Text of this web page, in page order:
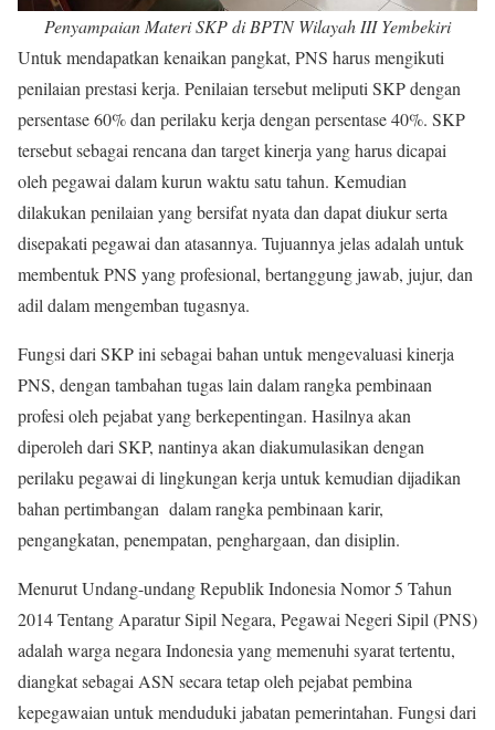
Penyampaian Materi SKP di BPTN Wilayah III Yembekiri
Untuk mendapatkan kenaikan pangkat, PNS harus mengikuti
penilaian prestasi kerja. Penilaian tersebut meliputi SKP dengan
persentase 60% dan perilaku kerja dengan persentase 40%. SKP
tersebut sebagai rencana dan target kinerja yang harus dicapai
oleh pegawai dalam kurun waktu satu tahun. Kemudian
dilakukan penilaian yang bersifat nyata dan dapat diukur serta
disepakati pegawai dan atasannya. Tujuannya jelas adalah untuk
membentuk PNS yang profesional, bertanggung jawab, jujur, dan
adil dalam mengemban tugasnya.
Fungsi dari SKP ini sebagai bahan untuk mengevaluasi kinerja
PNS, dengan tambahan tugas lain dalam rangka pembinaan
profesi oleh pejabat yang berkepentingan. Hasilnya akan
diperoleh dari SKP, nantinya akan diakumulasikan dengan
perilaku pegawai di lingkungan kerja untuk kemudian dijadikan
bahan pertimbangan dalam rangka pembinaan karir,
pengangkatan, penempatan, penghargaan, dan disiplin.
Menurut Undang-undang Republik Indonesia Nomor 5 Tahun
2014 Tentang Aparatur Sipil Negara, Pegawai Negeri Sipil (PNS)
adalah warga negara Indonesia yang memenuhi syarat tertentu,
diangkat sebagai ASN secara tetap oleh pejabat pembina
kepegawaian untuk menduduki jabatan pemerintahan. Fungsi dari